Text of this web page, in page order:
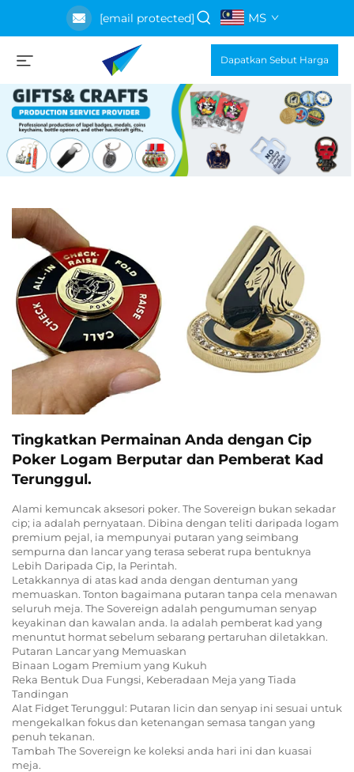
[email protected] MS
Dapatkan Sebut Harga
Tingkatkan Permainan Anda dengan Cip
Poker Logam Berputar dan Pemberat Kad
Terunggul.
Alami kemuncak aksesori poker. The Sovereign bukan sekadar
cip; ia adalah pernyataan. Dibina dengan teliti daripada logam
premium pejal, ia mempunyai putaran yang seimbang
sempurna dan lancar yang terasa seberat rupa bentuknya
Lebih Daripada Cip, Ia Perintah.
Letakkannya di atas kad anda dengan dentuman yang
memuaskan. Tonton bagaimana putaran tanpa cela menawan
seluruh meja. The Sovereign adalah pengumuman senyap
keyakinan dan kawalan anda. Ia adalah pemberat kad yang
menuntut hormat sebelum sebarang pertaruhan diletakkan.
Putaran Lancar yang Memuaskan
Binaan Logam Premium yang Kukuh
Reka Bentuk Dua Fungsi, Keberadaan Meja yang Tiada
Tandingan
Alat Fidget Terunggul: Putaran licin dan senyap ini sesuai untuk
mengekalkan fokus dan ketenangan semasa tangan yang
penuh tekanan.
Tambah The Sovereign ke koleksi anda hari ini dan kuasai
meja.